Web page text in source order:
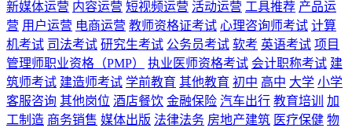
新媒体运营 内容运营 短视频运营 活动运营 工具推荐 产品运
营 用户运营 电商运营 教师资格证考试 心理咨询师考试 计算
机考试 司法考试 研究生考试 公务员考试 软考 英语考试 项目
管理师职业资格（PMP）
执业医师资格考试 会计职称考试 建
筑师考试 建造师考试 学前教育 其他教育 初中 高中 大学 小学
客服咨询 其他岗位 酒店餐饮 金融保险 汽车出行 教育培训
加
工制造 商务销售 媒体出版 法律法务 房地产建筑 医疗保健 物